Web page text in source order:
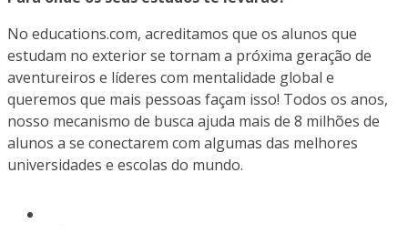
No educations.com, acreditamos que os alunos que
estudam no exterior se tornam a próxima geração de
aventureiros e líderes com mentalidade global e
queremos que mais pessoas façam isso! Todos os anos,
nosso mecanismo de busca ajuda mais de 8 milhões de
alunos a se conectarem com algumas das melhores
universidades e escolas do mundo.